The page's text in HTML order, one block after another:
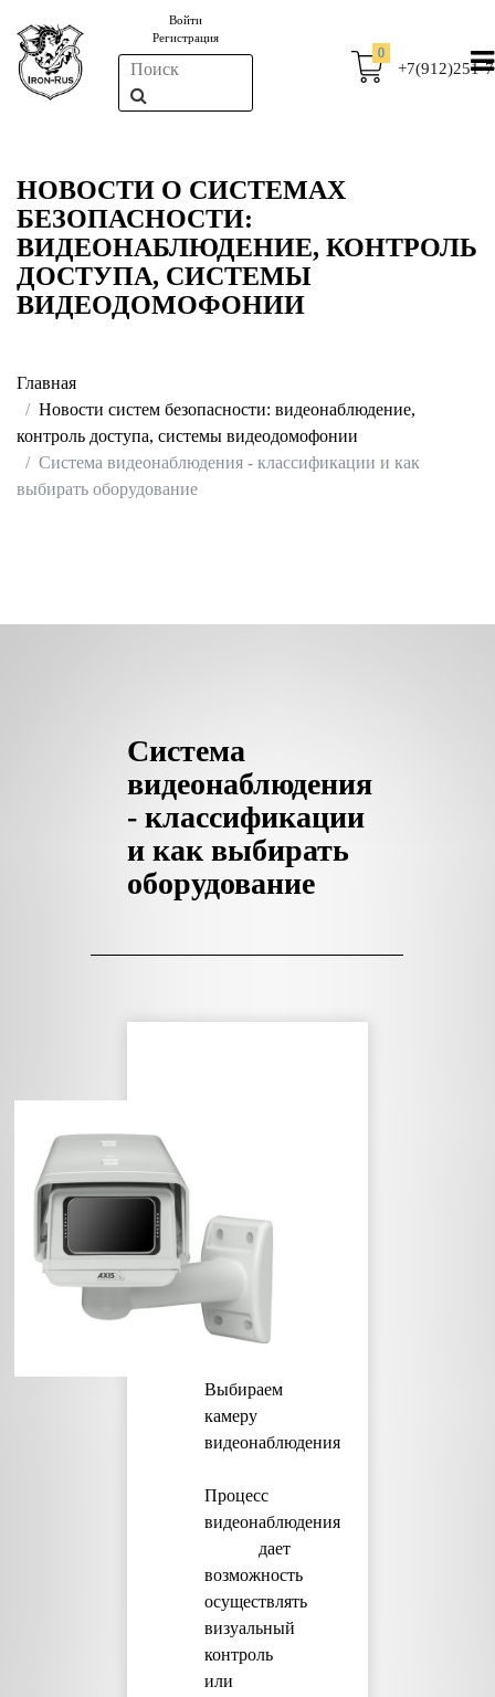
Войти
Регистрация
0
+7(912)251-
НОВОСТИ О СИСТЕМАХ
БЕЗОПАСНОСТИ:
ВИДЕОНАБЛЮДЕНИЕ, КОНТРОЛЬ
ДОСТУПА, СИСТЕМЫ
ВИДЕОДОМОФОНИИ
Главная
Новости систем безопасности: видеонаблюдение,
контроль доступа, системы видеодомофонии
Система видеонаблюдения - классификации и как
выбирать оборудование
Система
видеонаблюдения
- классификации
и как выбирать
оборудование
Выбираем
камеру
видеонаблюдения
Процесс
видеонаблюдения
дает
возможность
осуществлять
визуальный
контроль
или